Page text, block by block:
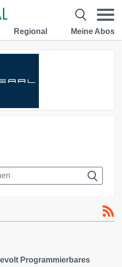
Regional Meine Abos
Programmierbares